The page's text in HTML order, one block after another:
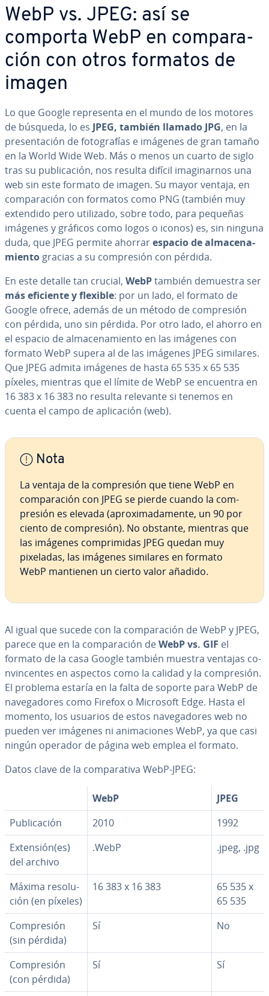
WebP vs. JPEG: así se
comporta WebP en co­m­pa­ra­
ción con otros formatos de
imagen
Lo que Google re­pre­se­n­ta en el mundo de los motores
de búsqueda, lo es JPEG, también llamado JPG, en la
pre­se­n­ta­ción de fo­to­gra­fías e imágenes de gran tamaño
en la World Wide Web. Más o menos un cuarto de siglo
tras su pu­bli­ca­ción, nos resulta difícil ima­gi­nar­nos una
web sin este formato de imagen. Su mayor ventaja, en
co­m­pa­ra­ción con formatos como PNG (también muy
extendido pero utilizado, sobre todo, para pequeñas
imágenes y gráficos como logos o iconos) es, sin ninguna
duda, que JPEG permite ahorrarespacio de al­ma­ce­na­
mie­n­to gracias a su co­m­pre­sión con pérdida.
En este detalle tan crucial, WebPtambién demuestra ser
más eficiente y flexible: por un lado, el formato de
Google ofrece, además de un método de co­m­pre­sión
con pérdida, uno sin pérdida. Por otro lado, el ahorro en
el espacio de al­ma­ce­na­mie­n­to en las imágenes con
formato WebP supera al de las imágenes JPEG similares.
Que JPEG admita imágenes de hasta 65 535 x 65 535
píxeles, mientras que el límite de WebP se encuentra en
16 383 x 16 383 no resulta relevante si tenemos en
cuenta el campo de apli­ca­ción (web).
Nota
La ventaja de la co­m­pre­sión que tiene WebP en
co­m­pa­ra­ción con JPEG se pierde cuando la co­m­
pre­sión es elevada (apro­xi­ma­da­me­n­te, un 90 por
ciento de co­m­pre­sión). No obstante, mientras que
las imágenes co­m­pri­mi­das JPEG quedan muy
pixeladas, las imágenes similares en formato
WebP mantienen un cierto valor añadido.
Al igual que sucede con la co­m­pa­ra­ción de WebP y JPEG,
parece que en la co­m­pa­ra­ción deWebP vs. GIF el
formato de la casa Google también muestra ventajas co­
n­vi­n­ce­n­tes en aspectos como la calidad y la co­m­pre­sión.
El problema estaría en la falta de soporte para WebP de
na­ve­ga­do­res como Firefox o Microsoft Edge. Hasta el
momento, los usuarios de estos na­ve­ga­do­res web no
pueden ver imágenes ni ani­ma­cio­nes WebP, ya que casi
ningún operador de página web emplea el formato.
Datos clave de la co­m­pa­ra­ti­va WebP-JPEG:
WebP
JPEG
Pu­bli­ca­ción
2010
1992
Extensión(es)
del archivo
.WebP .jpeg, .jpg
Máxima re­so­lu­
ción (en píxeles)
16 383 x 16 383
65 535 x
65 535
Co­m­pre­sión
(sin pérdida)
Sí No
Co­m­pre­sión
(con pérdida)
Sí Sí